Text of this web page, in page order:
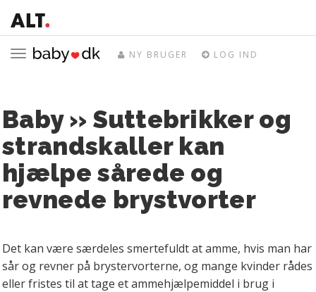
Toggle
NY BRUGER LOG IND
Baby » Suttebrikker og
strandskaller kan
hjælpe sårede og
revnede brystvorter
Det kan være særdeles smertefuldt at amme, hvis man har
sår og revner på brystervorterne, og mange kvinder rådes
eller fristes til at tage et ammehjælpemiddel i brug i